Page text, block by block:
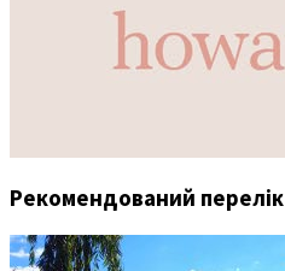
Рекомендований перелік